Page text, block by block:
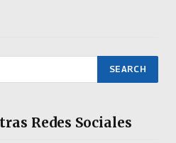
Redes Sociales